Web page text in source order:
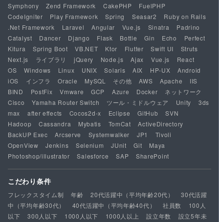
Symphony
Zend Framework CakePHP
FuelPHP
CodeIgniter
Play Framework Spring Seasar2
Ruby on Rails
.Net Framework
Laravel Angular Vue.js Sinatra
Padrino
Catalyst
Dancer Django Flask Bottle Gin Echo
Perfect
Kitura
Spring Boot VB.NET Ktor Flutter Swift UI
Struts
Next.js
ライブラリ jQuery Node.js Ajax Vue.js
React
OS
Windows Linux UNIX Solaris AIX HP-UX
Android
iOS
インフラ Oracle MySQL その他 AWS Apache
IIS
BIND
PostFix Vmware GCP Azure Docker
ネットワーク
Cisco
Yamaha Router Switch ツール・ミドルウェア Unity
3ds
max
after effects Cocos2d-x Eclipse GitHub
SVN
Hadoop
Cassandra Mybatis TomCat
ActiveDirectory
BackUP Exec
Arcserve Systemwalker JP1
Tivoli
OpenView
Jenkins Selenium JUnit Git
Maya
Photoshop/illustrator
Salesforce SAP SharePoint
こだわり条件
フレックスタイム制 年齢 20代活躍中（平均年齢20代）
30代活躍
中（平均年齢30代）
40代活躍中（平均年齢40代） 社員数
100人
以下
300人以下 1000人以下 1000人以上 設立年数
設立5年未